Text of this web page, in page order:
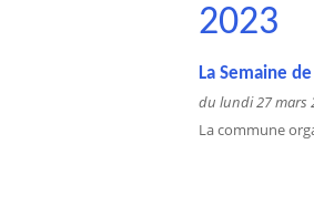
2023
La Semaine
du lundi 27 mars
La commune